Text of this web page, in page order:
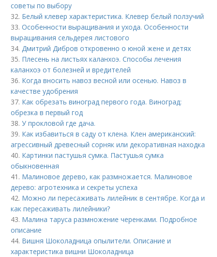
советы по выбору
32. Белый клевер характеристика. Клевер белый ползучий
33.Особенности выращивания и ухода. Особенности
выращивания сельдерея листового
34.Дмитрий Дибров откровенно о юной жене и детях
35. Плесень на листьях каланхоэ. Способы лечения
каланхоэ от болезней и вредителей
36. Когда вносить навоз весной или осенью. Навоз в
качестве удобрения
37. Как обрезать виноград первого года. Виноград:
обрезка в первый год
38.У прокловой где дача.
39. Как избавиться в саду от клена. Клен американский:
агрессивный древесный сорняк или декоративная находка
40. Картинки пастушья сумка. Пастушья сумка
обыкновенная
41. Малиновое дерево, как размножается. Малиновое
дерево: агротехника и секреты успеха
42. Можно ли пересаживать лилейник в сентябре. Когда и
как пересаживать лилейники?
43. Малина таруса размножение черенками. Подробное
описание
44. Вишня Шоколадница опылители. Описание и
характеристика вишни Шоколадница